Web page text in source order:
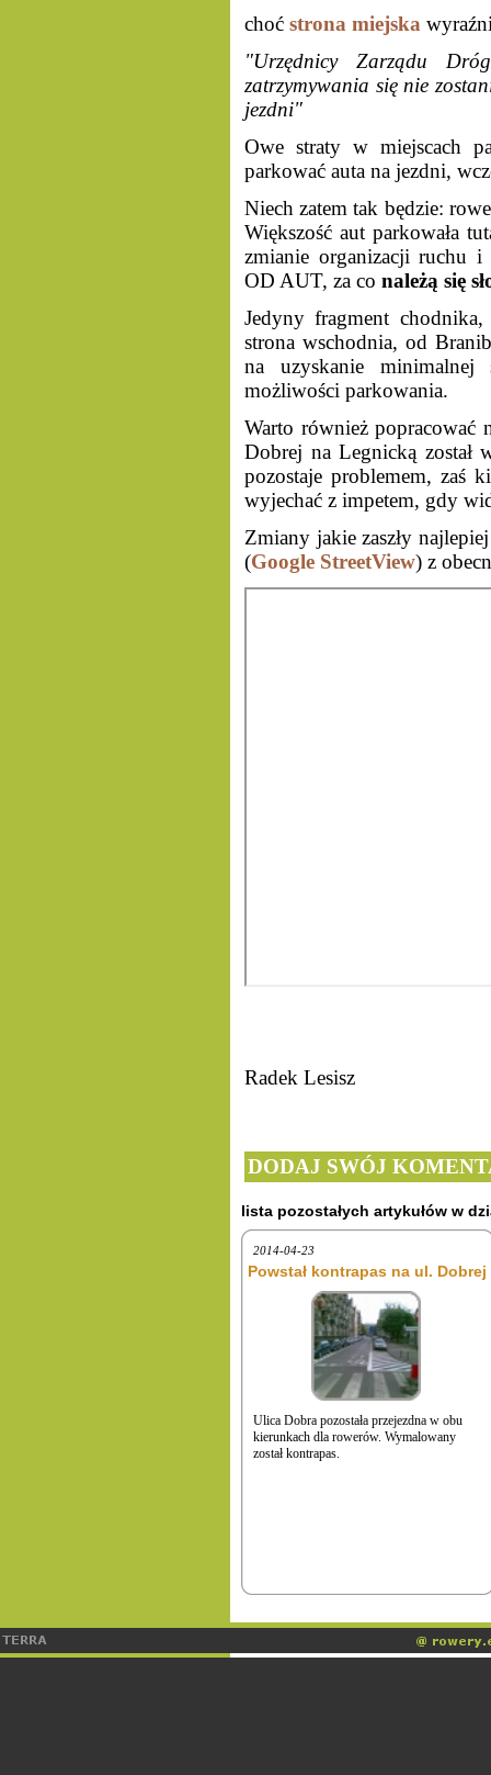
choć strona miejska
"Urzędnicy Zarządu
zatrzymywania się nie
jezdni"
Owe straty w miejscach
parkować auta na jezdni,
Niech zatem tak będzie:
Większość aut parkowała
zmianie organizacji ruchu
OD AUT, za co należą się
Jedyny fragment
strona wschodnia, od
na uzyskanie
możliwości parkowania.
Warto również popracować
Dobrej na Legnicką został
pozostaje problemem, zaś
wyjechać z impetem, gdy
Zmiany jakie zaszły
(Google StreetView) z
Radek Lesisz
DODAJ SWÓJ
lista pozostałych artykułów w
2014-04-23
Powstał kontrapas na ul. Dobrej
Ulica Dobra pozostała przejezdna w obu
kierunkach dla rowerów. Wymalowany
został kontrapas.